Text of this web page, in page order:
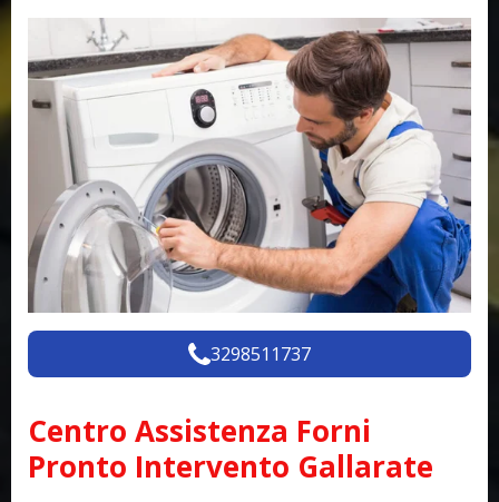
3298511737
Centro Assistenza Forni
Pronto Intervento Gallarate